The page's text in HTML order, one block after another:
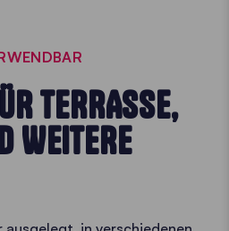
TERRASSE,
WEITERE